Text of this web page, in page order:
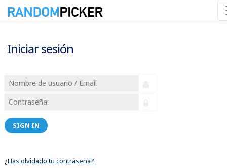
Iniciar sesión
SIGN IN
¿Has olvidado tu contraseña?